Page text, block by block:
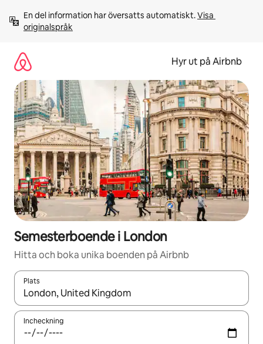
innehåll
En del information har översatts automatiskt. Visa
originalspråk
Hyr ut på Airbnb
Semesterboende i London
Hitta och boka unika boenden på Airbnb
Plats
När resultaten är tillgängliga kan du navigera med upp- och
Incheckning